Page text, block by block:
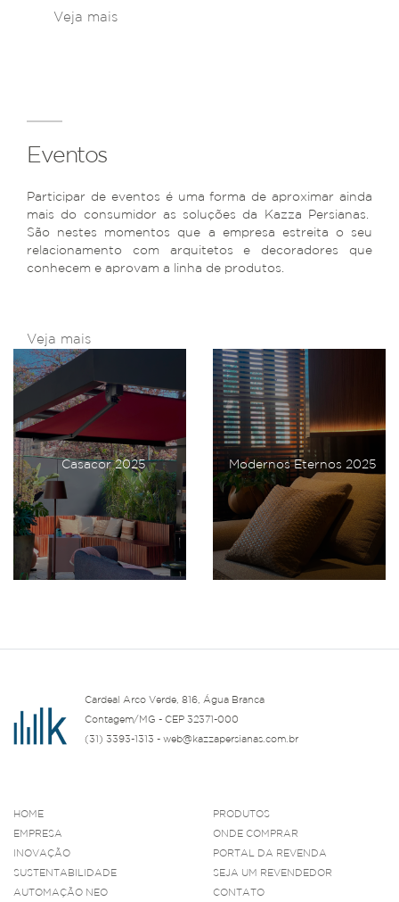
Veja mais
Eventos
Participar de eventos é uma forma de aproximar ainda
mais do consumidor as soluções da Kazza Persianas.
São nestes momentos que a empresa estreita o seu
relacionamento com arquitetos e decoradores que
conhecem e aprovam a linha de produtos.
Veja mais
Casacor 2025 Modernos Eternos 2025
Cardeal Arco Verde, 816, Água Branca
Contagem/MG - CEP 32371-000
(31) 3393-1313 - web@kazzapersianas.com.br
HOME
EMPRESA
INOVAÇÃO
SUSTENTABILIDADE
AUTOMAÇÃO NEO
PRODUTOS
ONDE COMPRAR
PORTAL DA REVENDA
SEJA UM REVENDEDOR
CONTATO